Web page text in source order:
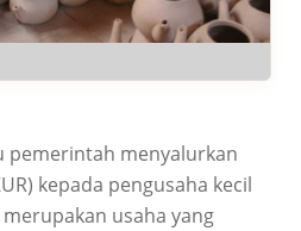
pemerintah menyalurkan
kepada pengusaha kecil
usaha yang